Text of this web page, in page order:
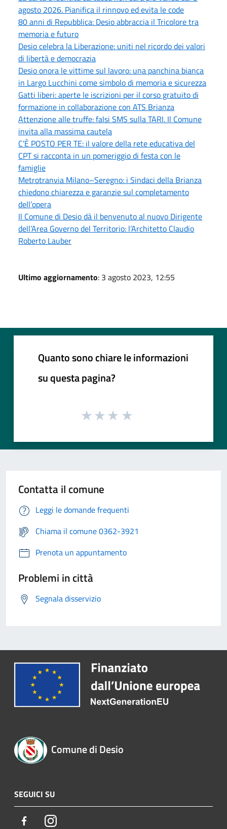
agosto 2026. Pianifica il rinnovo ed evita le code
80 anni di Repubblica: Desio abbraccia il Tricolore tra
memoria e futuro
Desio celebra la Liberazione: uniti nel ricordo dei valori
di libertà e democrazia
Desio onora le vittime sul lavoro: una panchina bianca
in Largo Lucchini come simbolo di memoria e sicurezza
Gatti liberi: aperte le iscrizioni per il corso gratuito di
formazione in collaborazione con ATS Brianza
Attenzione alle truffe: falsi SMS sulla TARI. Il Comune
invita alla massima cautela
C’È POSTO PER TE: il valore della rete educativa del
CPT si racconta in un pomeriggio di festa con le
famiglie
Metrotranvia Milano–Seregno: i Sindaci della Brianza
chiedono chiarezza e garanzie sul completamento
dell’opera
Il Comune di Desio dà il benvenuto al nuovo Dirigente
dell’Area Governo del Territorio: l’Architetto Claudio
Roberto Lauber
Ultimo aggiornamento: 3 agosto 2023, 12:55
Quanto sono chiare le informazioni
su questa pagina?
Contatta il comune
Leggi le domande frequenti
Chiama il comune 0362-3921
Prenota un appuntamento
Problemi in città
Segnala disservizio
Comune di Desio
SEGUICI SU
FacebookInstagram